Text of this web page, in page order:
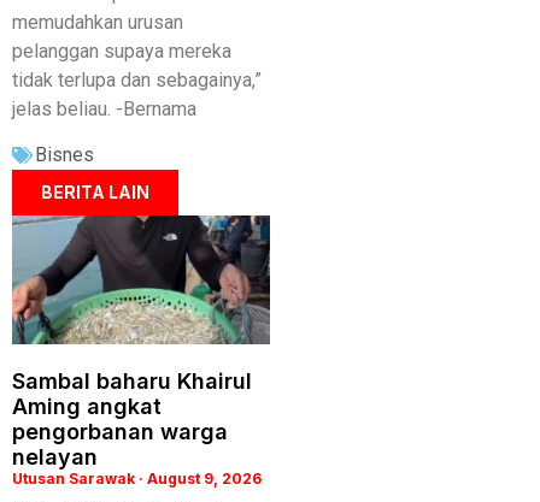
memudahkan urusan
pelanggan supaya mereka
tidak terlupa dan sebagainya,”
jelas beliau. -Bernama
Bisnes
BERITA LAIN
Sambal baharu Khairul
Aming angkat
pengorbanan warga
nelayan
Utusan Sarawak August 9, 2026